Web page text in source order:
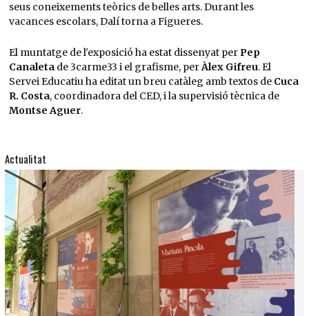
seus coneixements teòrics de belles arts. Durant les
vacances escolars, Dalí torna a Figueres.
El muntatge de l'exposició ha estat dissenyat perPep
Canaletade 3carme33 i el grafisme, perÀlex Gifreu. El
Servei Educatiu ha editat un breu catàleg amb textos deCuca
R. Costa, coordinadora del CED, i la supervisió tècnica de
Montse Aguer.
Actualitat